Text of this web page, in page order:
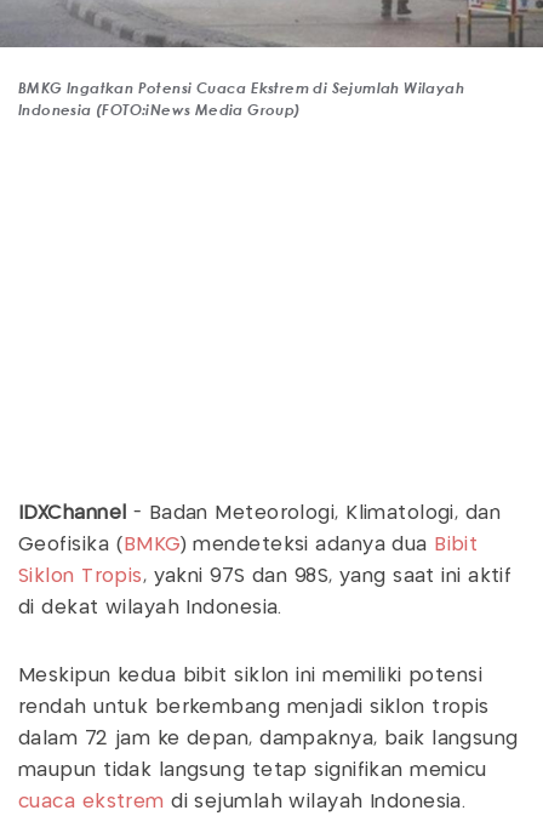
BMKG Ingatkan Potensi Cuaca Ekstrem di Sejumlah Wilayah
Indonesia (FOTO:iNews Media Group)
IDXChannel
- Badan Meteorologi, Klimatologi, dan
Geofisika ( BMKG) mendeteksi adanya dua Bibit
Siklon Tropis, yakni 97S dan 98S, yang saat ini aktif
di dekat wilayah Indonesia.
Meskipun kedua bibit siklon ini memiliki potensi
rendah untuk berkembang menjadi siklon tropis
dalam 72 jam ke depan, dampaknya, baik langsung
maupun tidak langsung tetap signifikan memicu
cuaca ekstrem di sejumlah wilayah Indonesia.